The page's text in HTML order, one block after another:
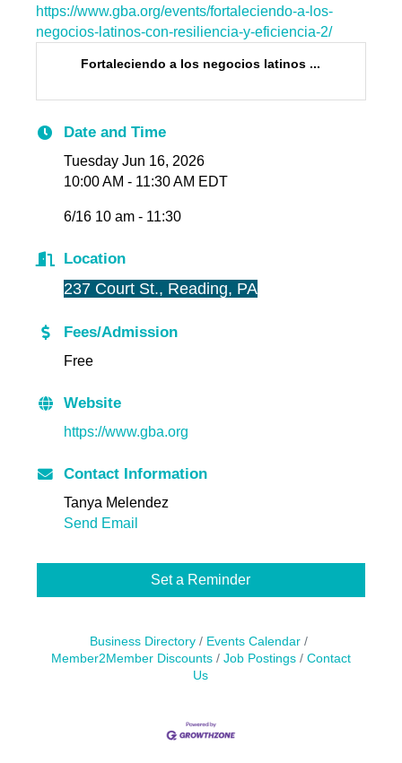
https://www.gba.org/events/fortaleciendo-a-los-
negocios-latinos-con-resiliencia-y-eficiencia-2/
Fortaleciendo a los negocios latinos ...
Date and Time
Tuesday Jun 16, 2026
10:00 AM - 11:30 AM EDT
6/16 10 am - 11:30
Location
237 Court St., Reading, PA
Fees/Admission
Free
Website
https://www.gba.org
Contact Information
Tanya Melendez
Send Email
Set a Reminder
Business Directory
Events Calendar
Member2Member Discounts
Job Postings
Contact
Us